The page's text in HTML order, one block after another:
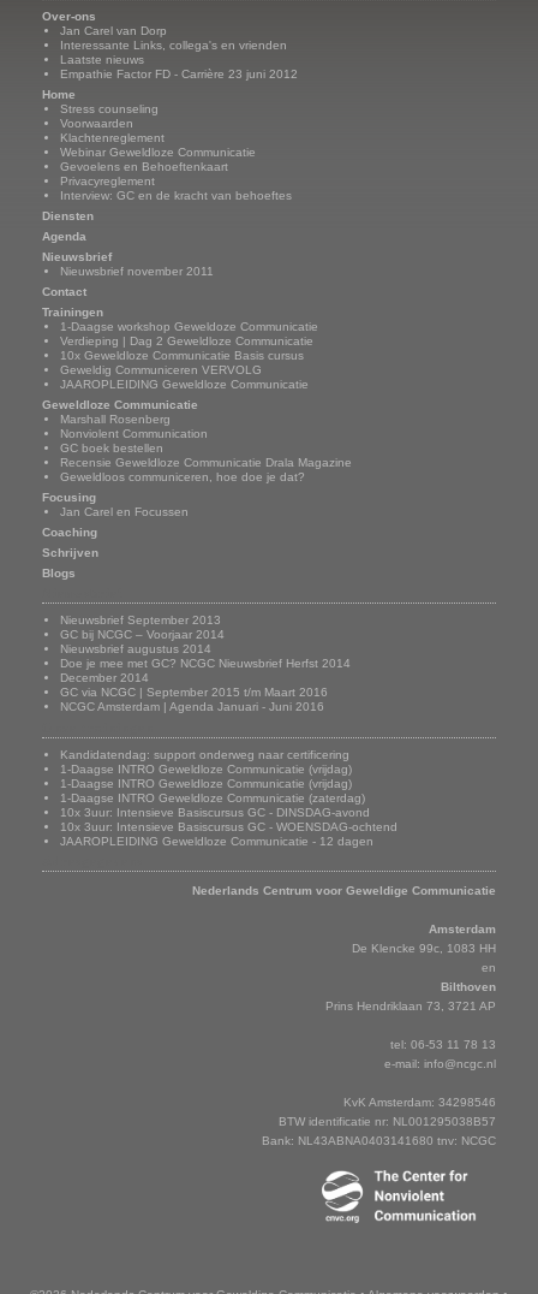
Over-ons
Jan Carel van Dorp
Interessante Links, collega's en vrienden
Laatste nieuws
Empathie Factor FD - Carrière 23 juni 2012
Home
Stress counseling
Voorwaarden
Klachtenreglement
Webinar Geweldloze Communicatie
Gevoelens en Behoeftenkaart
Privacyreglement
Interview: GC en de kracht van behoeftes
Diensten
Agenda
Nieuwsbrief
Nieuwsbrief november 2011
Contact
Trainingen
1-Daagse workshop Geweldoze Communicatie
Verdieping | Dag 2 Geweldloze Communicatie
10x Geweldloze Communicatie Basis cursus
Geweldig Communiceren VERVOLG
JAAROPLEIDING Geweldloze Communicatie
Geweldloze Communicatie
Marshall Rosenberg
Nonviolent Communication
GC boek bestellen
Recensie Geweldloze Communicatie Drala Magazine
Geweldloos communiceren, hoe doe je dat?
Focusing
Jan Carel en Focussen
Coaching
Schrijven
Blogs
Nieuwsbrief September 2013
GC bij NCGC – Voorjaar 2014
Nieuwsbrief augustus 2014
Doe je mee met GC? NCGC Nieuwsbrief Herfst 2014
December 2014
GC via NCGC | September 2015 t/m Maart 2016
NCGC Amsterdam | Agenda Januari - Juni 2016
Kandidatendag: support onderweg naar certificering
1-Daagse INTRO Geweldloze Communicatie (vrijdag)
1-Daagse INTRO Geweldloze Communicatie (vrijdag)
1-Daagse INTRO Geweldloze Communicatie (zaterdag)
10x 3uur: Intensieve Basiscursus GC - DINSDAG-avond
10x 3uur: Intensieve Basiscursus GC - WOENSDAG-ochtend
JAAROPLEIDING Geweldloze Communicatie - 12 dagen
Nederlands Centrum voor Geweldige Communicatie
Amsterdam
De Klencke 99c, 1083 HH
en
Bilthoven
Prins Hendriklaan 73, 3721 AP
tel: 06-53 11 78 13
e-mail: info@ncgc.nl
KvK Amsterdam: 34298546
BTW identificatie nr: NL001295038B57
Bank: NL43ABNA0403141680 tnv: NCGC